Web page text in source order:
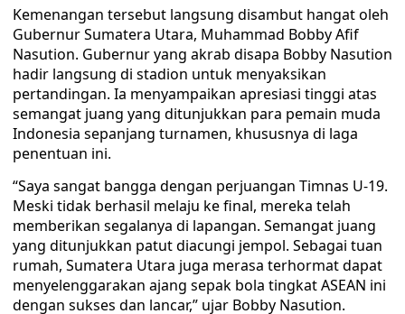
Kemenangan tersebut langsung disambut hangat oleh
Gubernur Sumatera Utara, Muhammad Bobby Afif
Nasution. Gubernur yang akrab disapa Bobby Nasution
hadir langsung di stadion untuk menyaksikan
pertandingan. Ia menyampaikan apresiasi tinggi atas
semangat juang yang ditunjukkan para pemain muda
Indonesia sepanjang turnamen, khususnya di laga
penentuan ini.
“Saya sangat bangga dengan perjuangan Timnas U-19.
Meski tidak berhasil melaju ke final, mereka telah
memberikan segalanya di lapangan. Semangat juang
yang ditunjukkan patut diacungi jempol. Sebagai tuan
rumah, Sumatera Utara juga merasa terhormat dapat
menyelenggarakan ajang sepak bola tingkat ASEAN ini
dengan sukses dan lancar,” ujar Bobby Nasution.